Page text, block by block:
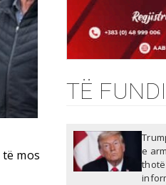
mos
TË
e